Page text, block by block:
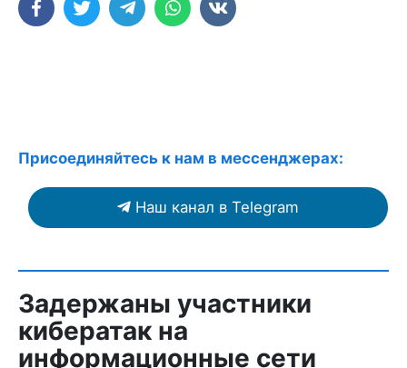
Присоединяйтесь к нам в мессенджерах:
Наш канал в Telegram
Задержаны участники
кибератак на
информационные сети